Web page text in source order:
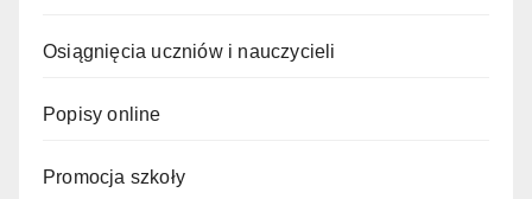
Osiągnięcia uczniów i nauczycieli
Popisy online
Promocja szkoły